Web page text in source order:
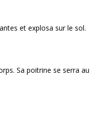
et explosa sur le sol.
Sa poitrine se serra au